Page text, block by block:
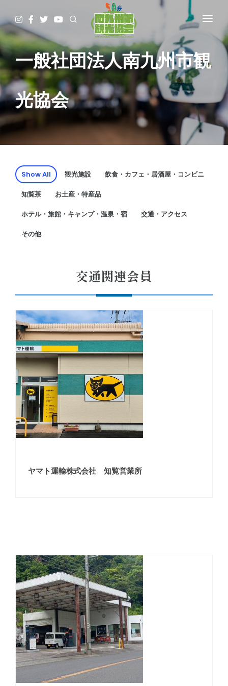
HOME
観て
遊んで
食べて
泊まって
やってみる
調べる
予約・問合せ・パンフ
交通関連
一般社団法人南九州市観
光協会
Show All 観光施設 飲食・カフェ・居酒屋・コンビニ
知覧茶 お土産・特産品
ホテル・旅館・キャンプ・温泉・宿 交通・アクセス
その他
交通関連会員
ヤマト運輸株式会社 知覧営業所